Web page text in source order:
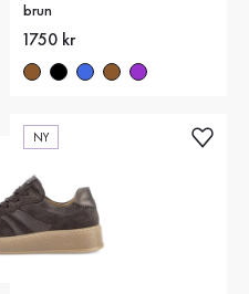
brun
Nytt pris
1750 kr
NY